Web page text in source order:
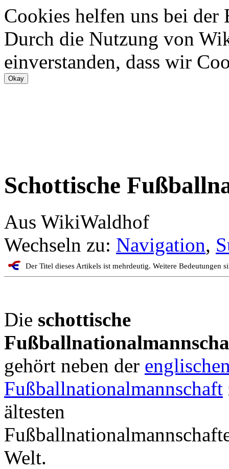
Cookies helfen uns bei
Durch die Nutzung von
einverstanden, dass wir
Schottische
Aus WikiWaldhof
Wechseln zu: Navigation,
Der Titel dieses Artikels ist mehrdeutig. Weitere Bedeutungen
Die schottische
gehört neben der
Fußballnationalmannschaft
ältesten
Welt.